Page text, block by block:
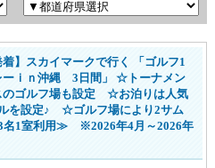
着】スカイマークで行く 「ゴルフ1
ーｉｎ沖縄 3日間」 ☆トーナメン
のゴルフ場も設定 ☆お泊りは人気
を設定♪ ☆ゴルフ場により2サム
1室利用≫ ※2026年4月～2026年